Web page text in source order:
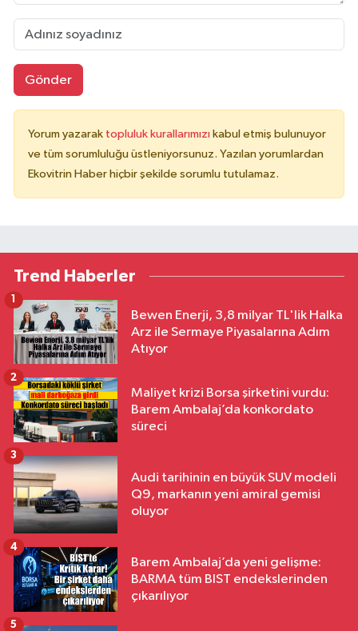
Gönder
Yorum yazarak topluluk kurallarımızı kabul etmiş bulunuyor
ve tüm sorumluluğu üstleniyorsunuz. Yazılan yorumlardan
Ekovitrin Haber hiçbir şekilde sorumlu tutulamaz.
Trend Haberler
Bewen Enerji, 3,8 milyar TL'lik Halka
Arz ile Sermaye Piyasalarına Adım
Atıyor
1
Maliyet krizi Borsa şirketini vurdu:
Barem Ambalaj’da konkordato
süreci
2
Audi tarihinin en büyük SUV modeli
Q9, markanın yeni amiral gemisi
oluyor
3
Barem Ambalaj’da yeni gelişme:
BARMA tüm BIST endekslerinden
çıkarılıyor
4
5